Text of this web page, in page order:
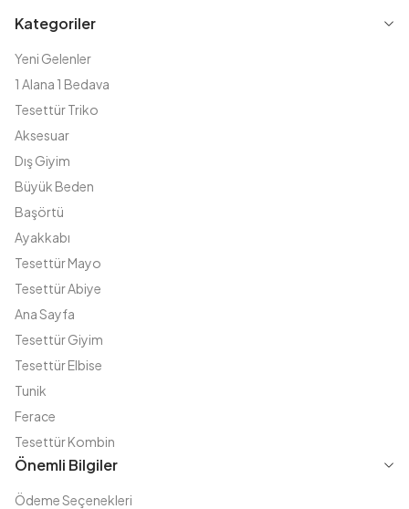
Kategoriler
Yeni Gelenler
1 Alana 1 Bedava
Tesettür Triko
Aksesuar
Dış Giyim
Büyük Beden
Başörtü
Ayakkabı
Tesettür Mayo
Tesettür Abiye
Ana Sayfa
Tesettür Giyim
Tesettür Elbise
Tunik
Ferace
Tesettür Kombin
Önemli Bilgiler
Ödeme Seçenekleri